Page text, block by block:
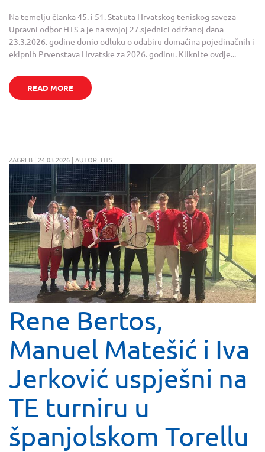
Na temelju članka 45. i 51. Statuta Hrvatskog teniskog saveza
Upravni odbor HTS-a je na svojoj 27.sjednici održanoj dana
23.3.2026. godine donio odluku o odabiru domaćina pojedinačnih i
ekipnih Prvenstava Hrvatske za 2026. godinu. Kliknite ovdje...
READ MORE
ZAGREB | 24.03.2026 | AUTOR: HTS
Rene Bertos,
Manuel Matešić i Iva
Jerković uspješni na
TE turniru u
španjolskom Torellu